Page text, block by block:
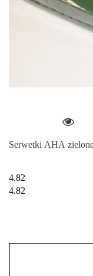
Serwetki AHA
4.82
4.82